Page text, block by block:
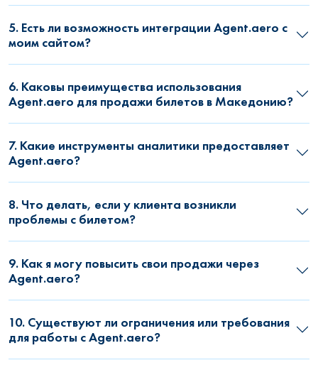
5. Есть ли возможность интеграции Agent.aero с
моим сайтом?
6. Каковы преимущества использования
Agent.aero для продажи билетов в Македонию?
7. Какие инструменты аналитики предоставляет
Agent.aero?
8. Что делать, если у клиента возникли
проблемы с билетом?
9. Как я могу повысить свои продажи через
Agent.aero?
10. Существуют ли ограничения или требования
для работы с Agent.aero?